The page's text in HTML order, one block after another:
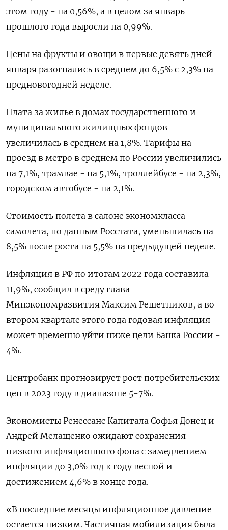
этом году - на 0,56%, а в целом за январь
прошлого года выросли на 0,99%.
Цены на фрукты и овощи в первые девять дней
января разогнались в среднем до 6,5% с 2,3% на
предновогодней неделе.
Плата за жилье в домах государственного и
муниципального жилищных фондов
увеличилась в среднем на 1,8%. Тарифы на
проезд в метро в среднем по России увеличились
на 7,1%, трамвае - на 5,1%, троллейбусе - на 2,3%,
городском автобусе - на 2,1%.
Стоимость полета в салоне экономкласса
самолета, по данным Росстата, уменьшилась на
8,5% после роста на 5,5% на предыдущей неделе.
Инфляция в РФ по итогам 2022 года составила
11,9%, сообщил в среду глава
Минэкономразвития Максим Решетников, а во
втором квартале этого года годовая инфляция
может временно уйти ниже цели Банка России -
4%.
Центробанк прогнозирует рост потребительских
цен в 2023 году в диапазоне 5-7%.
Экономисты Ренессанс Капитала Софья Донец и
Андрей Мелащенко ожидают сохранения
низкого инфляционного фона с замедлением
инфляции до 3,0% год к году весной и
достижением 4,6% в конце года.
«В последние месяцы инфляционное давление
остается низким. Частичная мобилизация была